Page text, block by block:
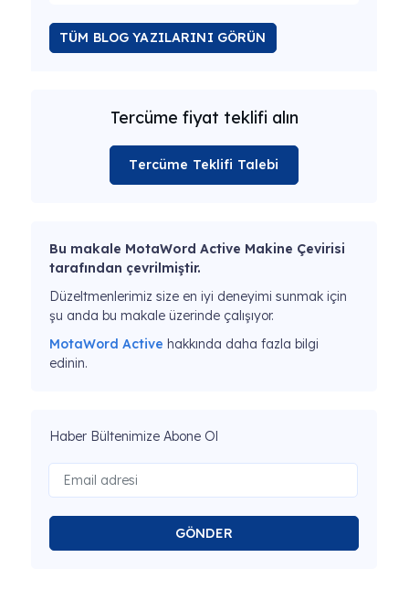
TÜM BLOG YAZILARINI GÖRÜN
Tercüme fiyat teklifi alın
Tercüme Teklifi Talebi
Bu makale MotaWord Active Makine Çevirisi
tarafından çevrilmiştir.
Düzeltmenlerimiz size en iyi deneyimi sunmak için
şu anda bu makale üzerinde çalışıyor.
MotaWord Active hakkında daha fazla bilgi
edinin.
Haber Bültenimize Abone Ol
GÖNDER